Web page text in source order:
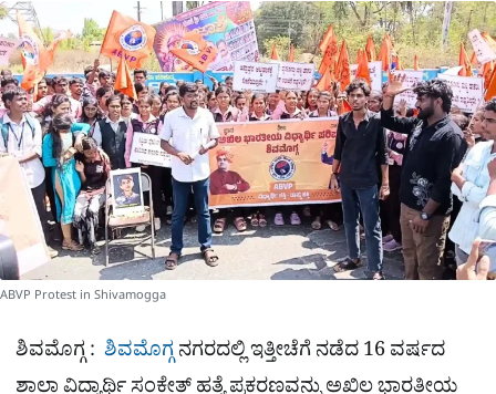
k
a
m
a
r
e
ABVP Protest in Shivamogga
ಶಿವಮೊಗ್ಗ : ಶಿವಮೊಗ್ಗನಗರದಲ್ಲಿ ಇತ್ತೀಚೆಗೆ ನಡೆದ 16 ವರ್ಷದ